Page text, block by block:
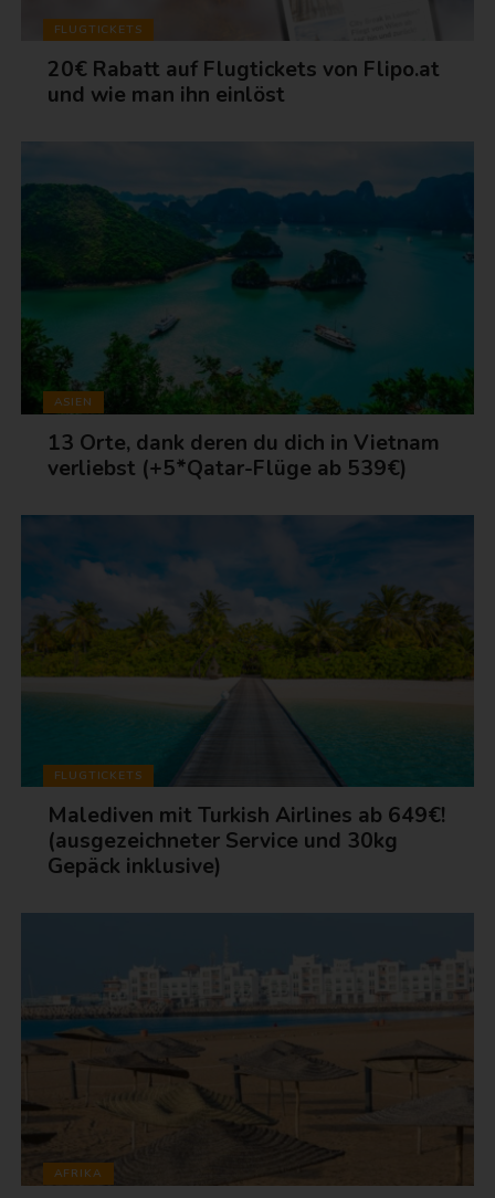
FLUGTICKETS
20€ Rabatt auf Flugtickets von Flipo.at
und wie man ihn einlöst
ASIEN
13 Orte, dank deren du dich in Vietnam
verliebst (+5*Qatar-Flüge ab 539€)
FLUGTICKETS
Malediven mit Turkish Airlines ab 649€!
(ausgezeichneter Service und 30kg
Gepäck inklusive)
AFRIKA